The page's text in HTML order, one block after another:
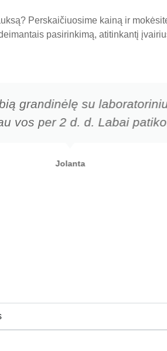
Perskaičiuosime kainą ir
pasirinkimą, atitinkantį
grandinėlę su
vos per 2 d. d. Labai
Jolanta